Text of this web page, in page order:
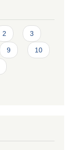
2 3
9 10